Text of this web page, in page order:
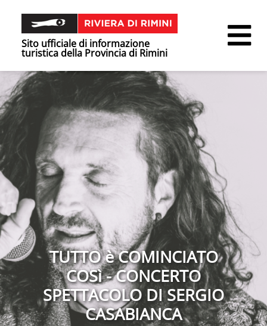
Sito ufficiale di informazione
turistica della Provincia di Rimini
TUTTO è COMINCIATO
COSì - CONCERTO
SPETTACOLO DI SERGIO
CASABIANCA